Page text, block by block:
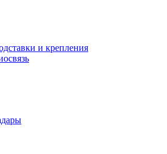
и крепления